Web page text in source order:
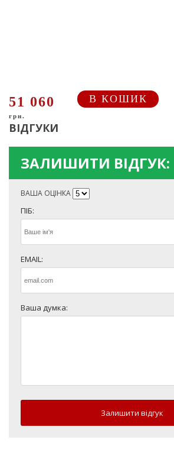
51 060
грн.
В КОШИК
ВІДГУКИ
ЗАЛИШИТИ ВІДГУК:
ВАША ОЦІНКА
ПІБ:
EMAIL:
Ваша думка:
Залишити відгук